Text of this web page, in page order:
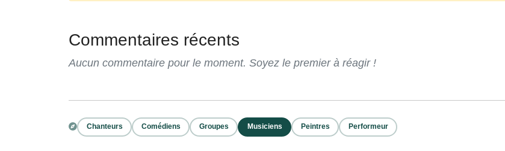
Commentaires récents
Aucun commentaire pour le moment. Soyez le premier à réagir !
Chanteurs Comédiens Groupes Musiciens Peintres Performeur